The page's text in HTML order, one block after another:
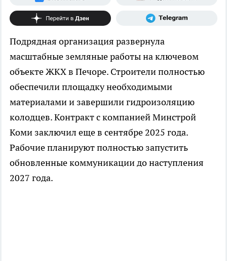
Подрядная организация развернула
масштабные земляные работы на ключевом
объекте ЖКХ в Печоре. Строители полностью
обеспечили площадку необходимыми
материалами и завершили гидроизоляцию
колодцев. Контракт с компанией Минстрой
Коми заключил еще в сентябре 2025 года.
Рабочие планируют полностью запустить
обновленные коммуникации до наступления
2027 года.